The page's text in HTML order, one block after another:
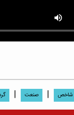
شاخص | صنعت |